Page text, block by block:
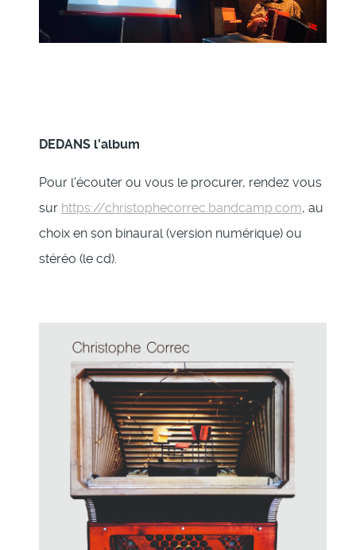
DEDANS l'album
Pour l'écouter ou vous le procurer, rendez vous
sur https://christophecorrec.bandcamp.com, au
choix en son binaural (version numérique) ou
stéréo (le cd).